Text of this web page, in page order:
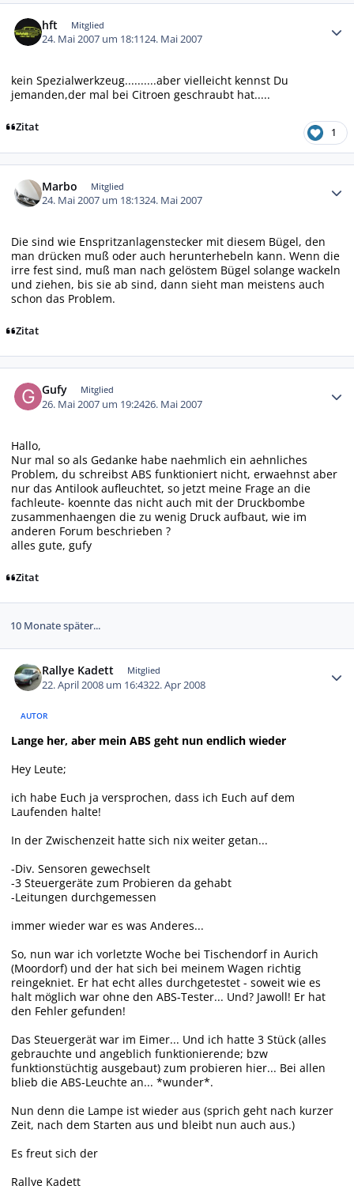
hft Mitglied
24. Mai 2007 um 18:1124. Mai 2007
kein Spezialwerkzeug..........aber vielleicht kennst Du
jemanden,der mal bei Citroen geschraubt hat.....
Zitat 1
Marbo Mitglied
24. Mai 2007 um 18:1324. Mai 2007
Die sind wie Enspritzanlagenstecker mit diesem Bügel, den
man drücken muß oder auch herunterhebeln kann. Wenn die
irre fest sind, muß man nach gelöstem Bügel solange wackeln
und ziehen, bis sie ab sind, dann sieht man meistens auch
schon das Problem.
Zitat
Gufy Mitglied
26. Mai 2007 um 19:2426. Mai 2007
Hallo,
Nur mal so als Gedanke habe naehmlich ein aehnliches
Problem, du schreibst ABS funktioniert nicht, erwaehnst aber
nur das Antilook aufleuchtet, so jetzt meine Frage an die
fachleute- koennte das nicht auch mit der Druckbombe
zusammenhaengen die zu wenig Druck aufbaut, wie im
anderen Forum beschrieben ?
alles gute, gufy
Zitat
10 Monate später...
Rallye Kadett Mitglied
22. April 2008 um 16:4322. Apr 2008
AUTOR
Lange her, aber mein ABS geht nun endlich wieder
Hey Leute;
ich habe Euch ja versprochen, dass ich Euch auf dem
Laufenden halte!
In der Zwischenzeit hatte sich nix weiter getan...
-Div. Sensoren gewechselt
-3 Steuergeräte zum Probieren da gehabt
-Leitungen durchgemessen
immer wieder war es was Anderes...
So, nun war ich vorletzte Woche bei Tischendorf in Aurich
(Moordorf) und der hat sich bei meinem Wagen richtig
reingekniet. Er hat echt alles durchgetestet - soweit wie es
halt möglich war ohne den ABS-Tester... Und? Jawoll! Er hat
den Fehler gefunden!
Das Steuergerät war im Eimer... Und ich hatte 3 Stück (alles
gebrauchte und angeblich funktionierende; bzw
funktionstüchtig ausgebaut) zum probieren hier... Bei allen
blieb die ABS-Leuchte an... *wunder*.
Nun denn die Lampe ist wieder aus (sprich geht nach kurzer
Zeit, nach dem Starten aus und bleibt nun auch aus.)
Es freut sich der
Rallye Kadett